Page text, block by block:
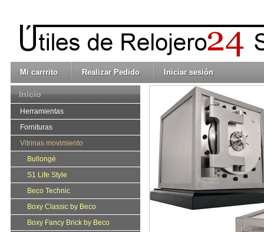
Mi carrrito Realizar Pedido Iniciar sesión
Inicio
Herramientas
Fornituras
Vitrinas movimiento
Bullongè
S1 Life Style
Beco Technic
Boxy Classic by Beco
Boxy Fancy Brick by Beco